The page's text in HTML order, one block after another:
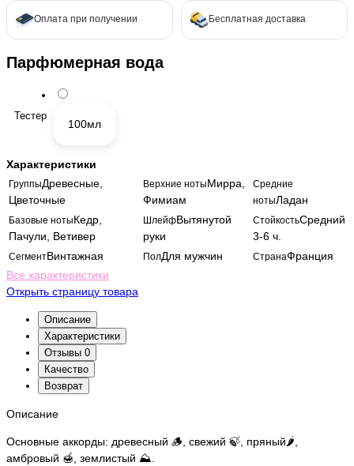
Оплата при получении Бесплатная доставка
Парфюмерная вода
Тестер
100мл
Характеристики
ГруппыДревесные,
Цветочные
Верхние нотыМирра,
Фимиам
Средние
нотыЛадан
Базовые нотыКедр,
Пачули, Ветивер
ШлейфВытянутой
руки
СтойкостьСредний
3-6 ч.
СегментВинтажная ПолДля мужчин СтранаФранция
Все характеристики
Открыть страницу товара
Описание
Характеристики
Отзывы 0
Качество
Возврат
Описание
Основные аккорды: древесный 🪵, свежий 🍃, пряный🌶️,
амбровый 🍯, землистый ⛰️.